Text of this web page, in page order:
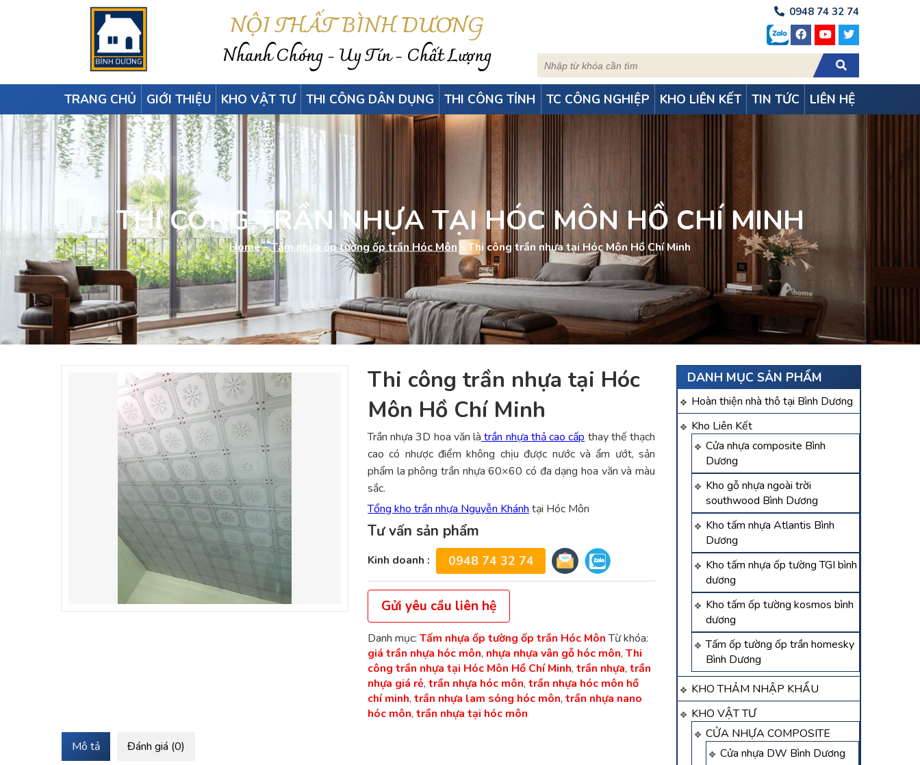
NỘI THẤT BÌNH DƯƠNG
Nhanh Chóng - Uy Tín - Chất Lượng
0948 74 32 74
TRANG CHỦ GIỚI THIỆU KHO VẬT TƯ THI CÔNG DÂN DỤNG THI CÔNG TỈNH TC CÔNG NGHIỆP KHO LIÊN KẾT TIN TỨC LIÊN HỆ
THI CÔNG TRẦN NHỰA TẠI HÓC MÔN HỒ CHÍ MINH
Home-Tấm nhựa ốp tường ốp trần Hóc Môn - Thi công trần nhựa tại Hóc Môn Hồ Chí Minh
DANH MỤC SẢN PHẨM
Hoàn thiện nhà thô tại Bình Dương
Kho Liên Kết
Cửa nhựa composite Bình
Dương
Kho gỗ nhựa ngoài trời
southwood Bình Dương
Kho tấm nhựa Atlantis Bình
Dương
Kho tấm nhựa ốp tường TGI bình
dương
Kho tấm ốp tường kosmos bình
dương
Tấm ốp tường ốp trần homesky
Bình Dương
KHO THẢM NHẬP KHẨU
KHO VẬT TƯ
CỬA NHỰA COMPOSITE
Cửa nhựa DW Bình Dương
Thi công trần nhựa tại Hóc
Môn Hồ Chí Minh
Trần nhựa 3D hoa văn là trần nhựa thả cao cấp thay thế thạch
cao có nhược điểm không chịu được nước và ẩm ướt, sản
phẩm la phông trần nhựa 60×60 có đa dạng hoa văn và màu
sắc.
Tổng kho trần nhựa Nguyễn Khánh tại Hóc Môn
Tư vấn sản phẩm
Kinh doanh : 0948 74 32 74
Gửi yêu cầu liên hệ
Danh mục: Tấm nhựa ốp tường ốp trần Hóc Môn Từ khóa:
giá trần nhựa hóc môn, nhựa nhựa vân gỗ hóc môn, Thi
công trần nhựa tại Hóc Môn Hồ Chí Minh, trần nhựa, trần
nhựa giá rẻ, trần nhựa hóc môn, trần nhựa hóc môn hồ
chí minh, trần nhựa lam sóng hóc môn, trần nhựa nano
hóc môn, trần nhựa tại hóc môn
Mô tả Đánh giá (0)